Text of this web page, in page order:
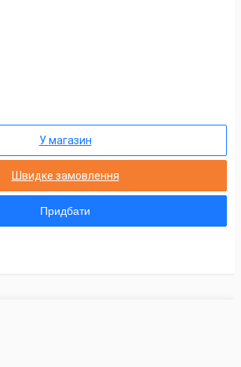
У магазин
Швидке замовлення
Придбати